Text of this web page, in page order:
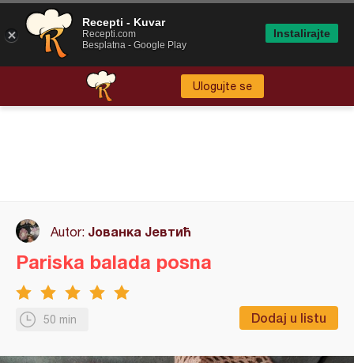
Ulogujte se
Autor: Јованка Јевтић
50 min Dodaj u listu
Pariska balada posna
Recepti - Kuvar
Recepti.com
Besplatna - Google Play
Instalirajte